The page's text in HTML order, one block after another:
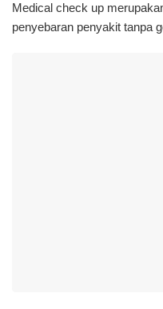
Medical check up
penyebaran penyakit tanpa